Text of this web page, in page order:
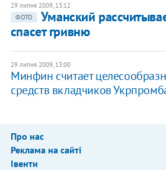
29 липня 2009, 13:12
ФОТО
Уманский
спасет гривню
29 липня 2009, 13:00
Минфин считает
средств вкладчиков
Про нас
Реклама на сайті
Івенти